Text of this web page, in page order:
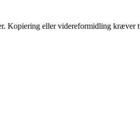
Kopiering eller videreformidling kræver